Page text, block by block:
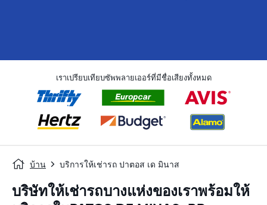
เราเปรียบเทียบซัพพลายเออร์ที่มีชื่อเสียงทั้งหมด
บ้าน บริการให้เช่ารถ ปาตอส เด มินาส
บริษัทให้เช่ารถบางแห่งของเราพร้อมให้